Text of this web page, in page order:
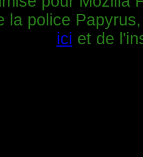
la police
ici et de